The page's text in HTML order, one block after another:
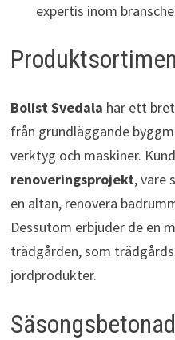
expertis inom
Bolist Svedala har ett
från grundläggande
verktyg och maskiner.
renoveringsprojekt, vare
en altan, renovera
Dessutom erbjuder de en
trädgården, som
jordprodukter.